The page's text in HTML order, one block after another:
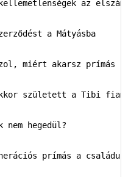
az
a Mátyásba
miért akarsz prímás
született a Tibi fiam
nem hegedül?
prímás a